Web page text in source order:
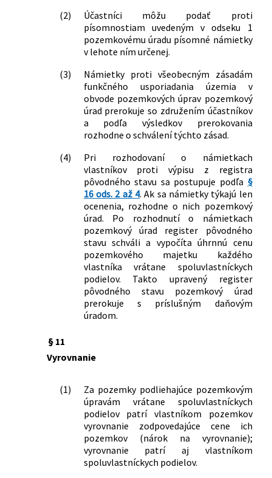
(2)
Účastníci môžu podať proti
písomnostiam uvedeným v odseku 1
pozemkovému úradu písomné námietky
v lehote ním určenej.
(3)
Námietky proti všeobecným zásadám
funkčného usporiadania územia v
obvode pozemkových úprav pozemkový
úrad prerokuje so združením účastníkov
a podľa výsledkov prerokovania
rozhodne o schválení týchto zásad.
(4)
Pri rozhodovaní o námietkach
vlastníkov proti výpisu z registra
pôvodného stavu sa postupuje podľa §
16 ods. 2 až 4. Ak sa námietky týkajú len
ocenenia, rozhodne o nich pozemkový
úrad. Po rozhodnutí o námietkach
pozemkový úrad register pôvodného
stavu schváli a vypočíta úhrnnú cenu
pozemkového majetku každého
vlastníka vrátane spoluvlastníckych
podielov. Takto upravený register
pôvodného stavu pozemkový úrad
prerokuje s príslušným daňovým
úradom.
§ 11
Vyrovnanie
(1)
Za pozemky podliehajúce pozemkovým
úpravám vrátane spoluvlastníckych
podielov patrí vlastníkom pozemkov
vyrovnanie zodpovedajúce cene ich
pozemkov (nárok na vyrovnanie);
vyrovnanie patrí aj vlastníkom
spoluvlastníckych podielov.